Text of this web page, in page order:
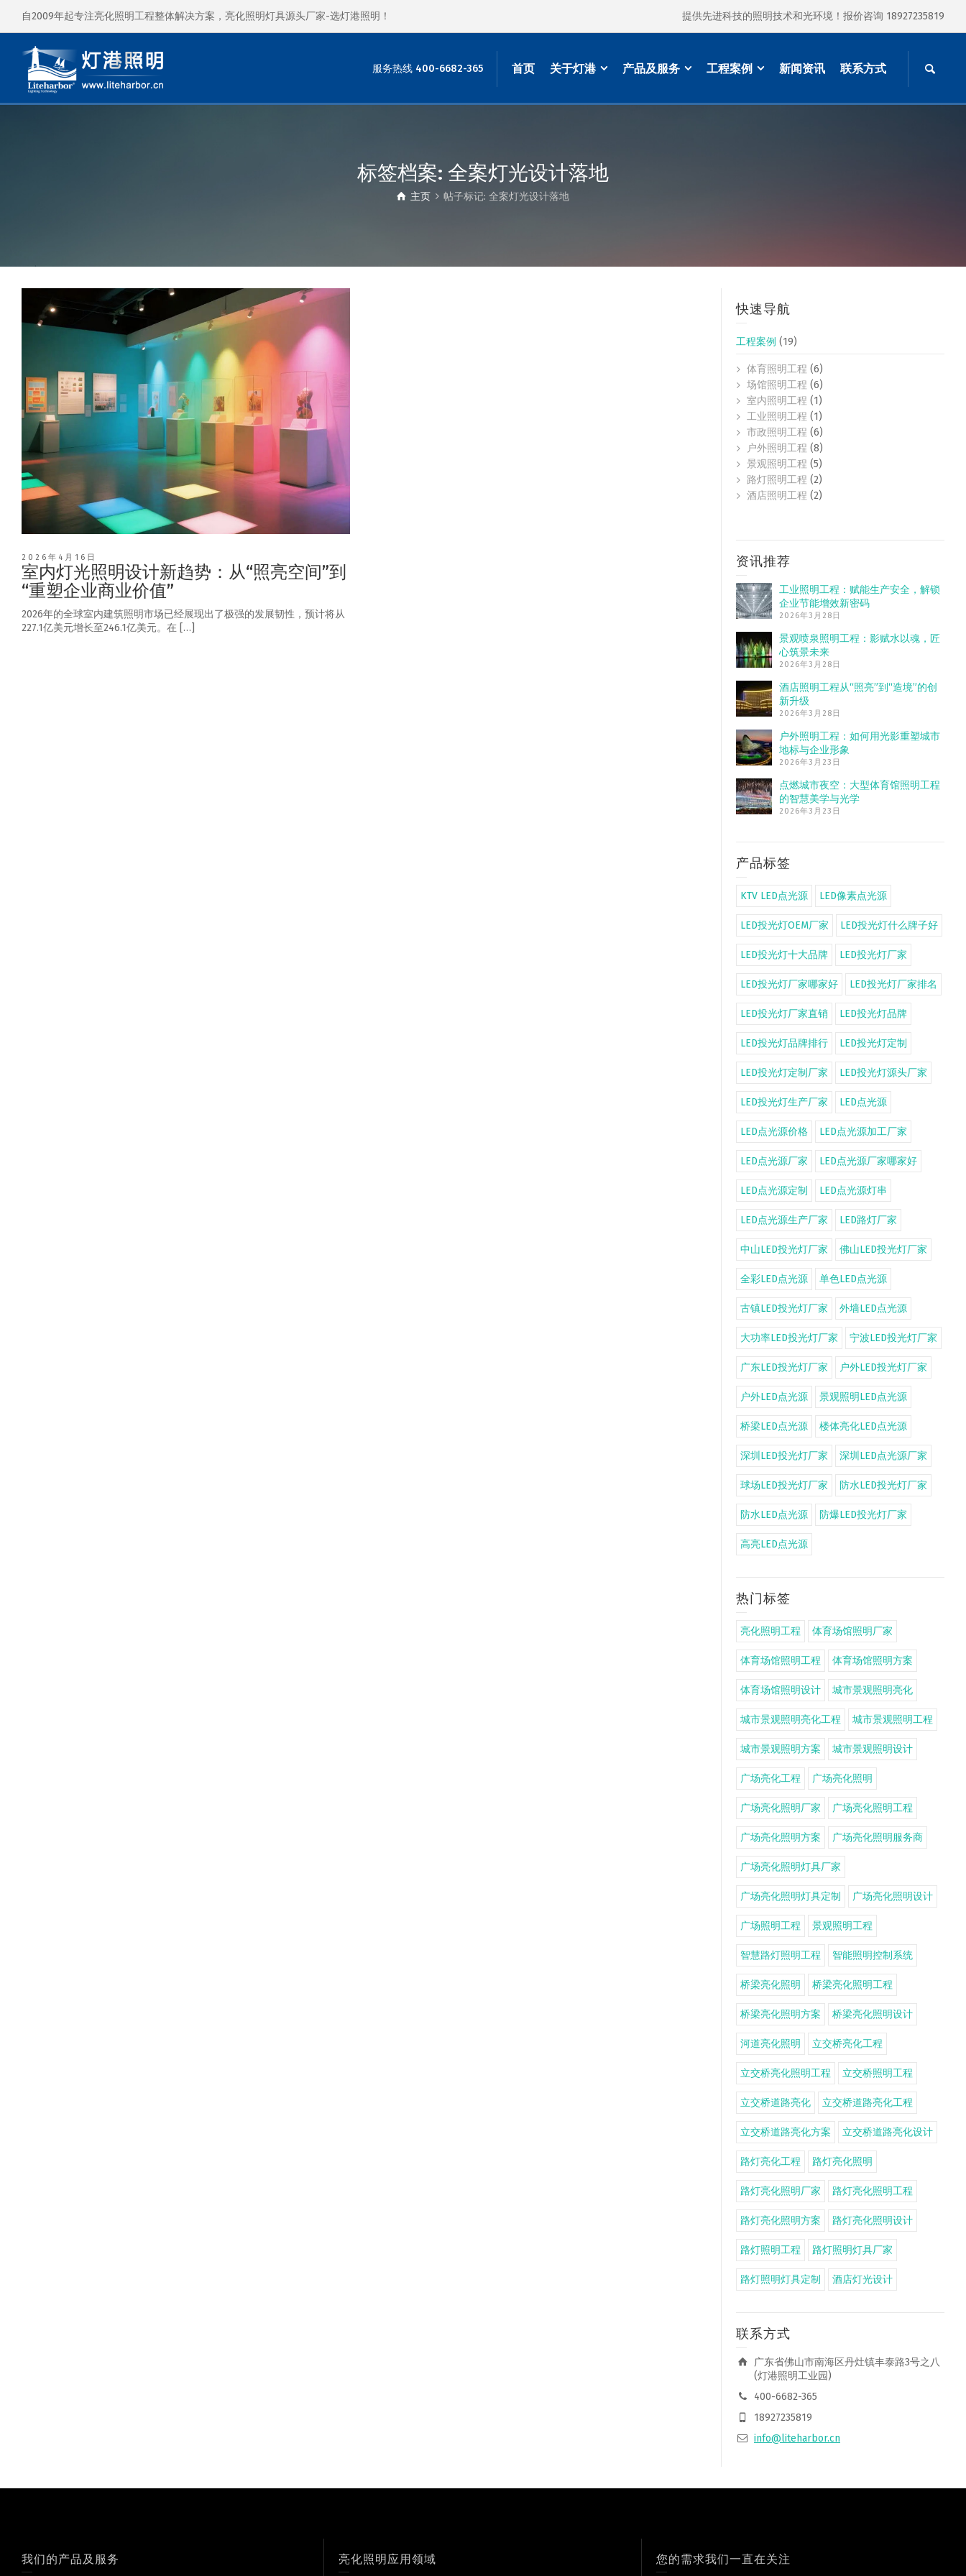
自2009年起专注亮化照明工程整体解决方案，亮化照明灯具源头厂家-选灯港照明！ 提供先进科技的照明技术和光环境！报价咨询 18927235819
服务热线 400-6682-365 首页 关于灯港 产品及服务 工程案例 新闻资讯 联系方式
标签档案: 全案灯光设计落地
主页 帖子标记: 全案灯光设计落地
2026年4月16日
室内灯光照明设计新趋势：从“照亮空间”到
“重塑企业商业价值”
2026年的全球室内建筑照明市场已经展现出了极强的发展韧性，预计将从
227.1亿美元增长至246.1亿美元。在 […]
快速导航
工程案例 (19)
体育照明工程 (6)
场馆照明工程 (6)
室内照明工程 (1)
工业照明工程 (1)
市政照明工程 (6)
户外照明工程 (8)
景观照明工程 (5)
路灯照明工程 (2)
酒店照明工程 (2)
资讯推荐
工业照明工程：赋能生产安全，解锁
企业节能增效新密码
2026年3月28日
景观喷泉照明工程：影赋水以魂，匠
心筑景未来
2026年3月28日
酒店照明工程从“照亮”到“造境”的创
新升级
2026年3月28日
户外照明工程：如何用光影重塑城市
地标与企业形象
2026年3月23日
点燃城市夜空：大型体育馆照明工程
的智慧美学与光学
2026年3月23日
产品标签
KTV LED点光源 LED像素点光源
LED投光灯OEM厂家 LED投光灯什么牌子好
LED投光灯十大品牌 LED投光灯厂家
LED投光灯厂家哪家好 LED投光灯厂家排名
LED投光灯厂家直销 LED投光灯品牌
LED投光灯品牌排行 LED投光灯定制
LED投光灯定制厂家 LED投光灯源头厂家
LED投光灯生产厂家 LED点光源
LED点光源价格 LED点光源加工厂家
LED点光源厂家 LED点光源厂家哪家好
LED点光源定制 LED点光源灯串
LED点光源生产厂家 LED路灯厂家
中山LED投光灯厂家 佛山LED投光灯厂家
全彩LED点光源 单色LED点光源
古镇LED投光灯厂家 外墙LED点光源
大功率LED投光灯厂家 宁波LED投光灯厂家
广东LED投光灯厂家 户外LED投光灯厂家
户外LED点光源 景观照明LED点光源
桥梁LED点光源 楼体亮化LED点光源
深圳LED投光灯厂家 深圳LED点光源厂家
球场LED投光灯厂家 防水LED投光灯厂家
防水LED点光源 防爆LED投光灯厂家
高亮LED点光源
热门标签
亮化照明工程 体育场馆照明厂家
体育场馆照明工程 体育场馆照明方案
体育场馆照明设计 城市景观照明亮化
城市景观照明亮化工程 城市景观照明工程
城市景观照明方案 城市景观照明设计
广场亮化工程 广场亮化照明
广场亮化照明厂家 广场亮化照明工程
广场亮化照明方案 广场亮化照明服务商
广场亮化照明灯具厂家
广场亮化照明灯具定制 广场亮化照明设计
广场照明工程 景观照明工程
智慧路灯照明工程 智能照明控制系统
桥梁亮化照明 桥梁亮化照明工程
桥梁亮化照明方案 桥梁亮化照明设计
河道亮化照明 立交桥亮化工程
立交桥亮化照明工程 立交桥照明工程
立交桥道路亮化 立交桥道路亮化工程
立交桥道路亮化方案 立交桥道路亮化设计
路灯亮化工程 路灯亮化照明
路灯亮化照明厂家 路灯亮化照明工程
路灯亮化照明方案 路灯亮化照明设计
路灯照明工程 路灯照明灯具厂家
路灯照明灯具定制 酒店灯光设计
联系方式
广东省佛山市南海区丹灶镇丰泰路3号之八
(灯港照明工业园)
400-6682-365
18927235819
info@liteharbor.cn
我们的产品及服务 亮化照明应用领域 您的需求我们一直在关注